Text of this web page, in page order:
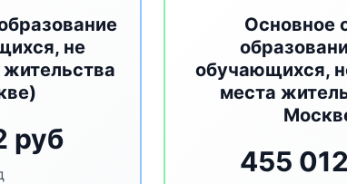
не
руб
Основное
обучающихся,
места
455